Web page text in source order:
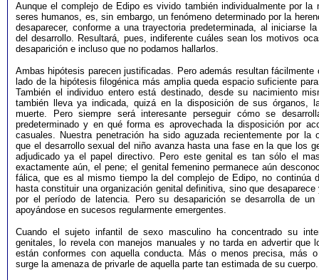
Aunque el complejo de Edipo es vivido también individualmente por la
seres humanos, es, sin embargo, un fenómeno determinado por la
desaparecer, conforme a una trayectoria predeterminada, al iniciarse
del desarrollo. Resultará, pues, indiferente cuáles sean los motivos
desaparición e incluso que no podamos hallarlos.
Ambas hipótesis parecen justificadas. Pero además resultan fácilmente
lado de la hipótesis filogénica más amplia queda espacio suficiente
También el individuo entero está destinado, desde su nacimiento
también lleva ya indicada, quizá en la disposición de sus órganos,
muerte. Pero siempre será interesante perseguir cómo se
predeterminado y en qué forma es aprovechada la disposición por
casuales. Nuestra penetración ha sido aguzada recientemente por la
que el desarrollo sexual del niño avanza hasta una fase en la que los
adjudicado ya el papel directivo. Pero este genital es tan sólo el
exactamente aún, el pene; el genital femenino permanece aún
fálica, que es al mismo tiempo la del complejo de Edipo, no continúa
hasta constituir una organización genital definitiva, sino que
por el período de latencia. Pero su desaparición se desarrolla de
apoyándose en sucesos regularmente emergentes.
Cuando el sujeto infantil de sexo masculino ha concentrado su
genitales, lo revela con manejos manuales y no tarda en advertir que
están conformes con aquella conducta. Más o menos precisa, más
surge la amenaza de privarle de aquella parte tan estimada de su cuerpo.